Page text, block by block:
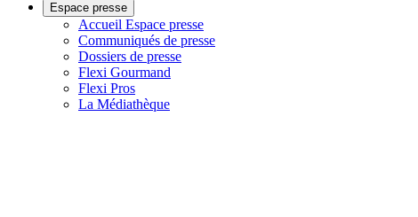
Espace presse
Accueil Espace presse
Communiqués de presse
Dossiers de presse
Flexi Gourmand
Flexi Pros
La Médiathèque